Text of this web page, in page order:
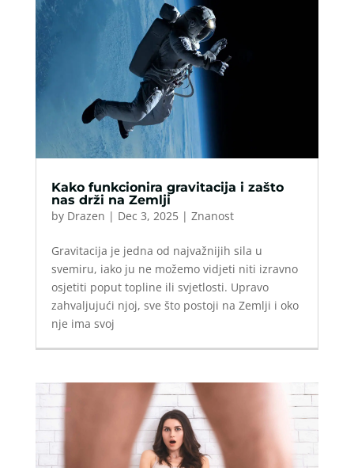
Kako funkcionira gravitacija i zašto
nas drži na Zemlji
by Drazen | Dec 3, 2025| Znanost
Gravitacija je jedna od najvažnijih sila u
svemiru, iako ju ne možemo vidjeti niti izravno
osjetiti poput topline ili svjetlosti. Upravo
zahvaljujući njoj, sve što postoji na Zemlji i oko
nje ima svoj